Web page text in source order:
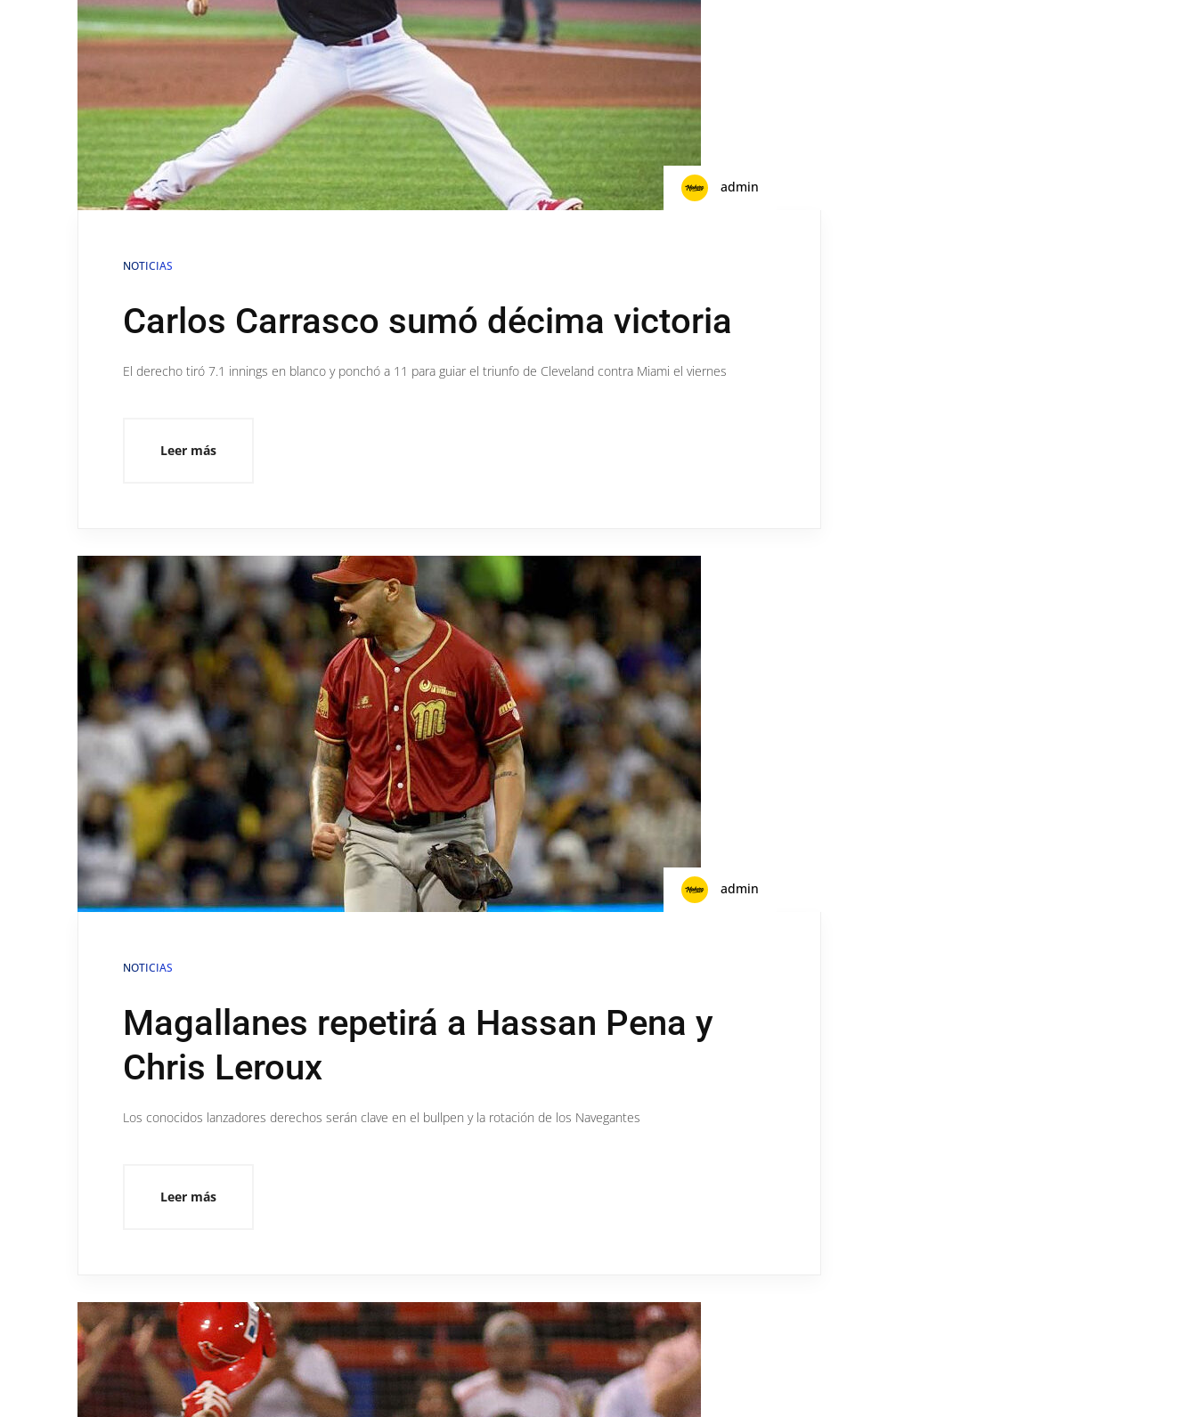
admin
NOTICIAS
Carlos Carrasco sumó décima victoria
El derecho tiró 7.1 innings en blanco y ponchó a 11 para guiar el triunfo de Cleveland contra Miami el viernes
Leer más
admin
NOTICIAS
Magallanes repetirá a Hassan Pena y
Chris Leroux
Los conocidos lanzadores derechos serán clave en el bullpen y la rotación de los Navegantes
Leer más